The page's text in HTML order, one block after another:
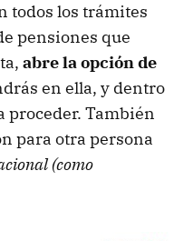
todos los trámites
pensiones que
abre la opción de
en ella, y dentro
proceder. También
para otra persona
(como